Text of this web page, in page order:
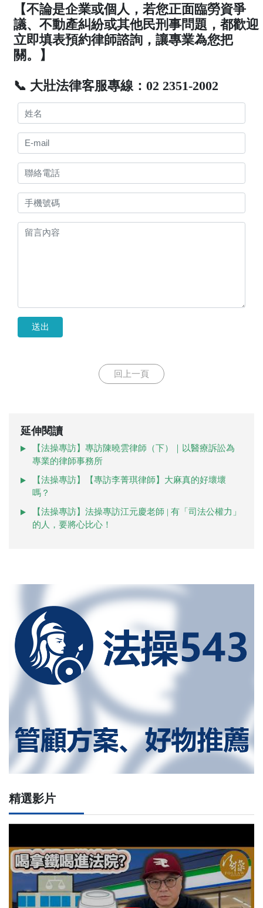
【不論是企業或個人，若您正面臨勞資爭
議、不動產糾紛或其他民刑事問題，都歡迎
立即填表預約律師諮詢，讓專業為您把
關。】
📞 大壯法律客服專線：02 2351-2002
送出
回上一頁
延伸閱讀
【法操專訪】專訪陳曉雲律師（下）｜以醫療訴訟為
專業的律師事務所
【法操專訪】【專訪李菁琪律師】大麻真的好壞壞
嗎？
【法操專訪】法操專訪江元慶老師 | 有「司法公權力」
的人，要將心比心！
精選影片